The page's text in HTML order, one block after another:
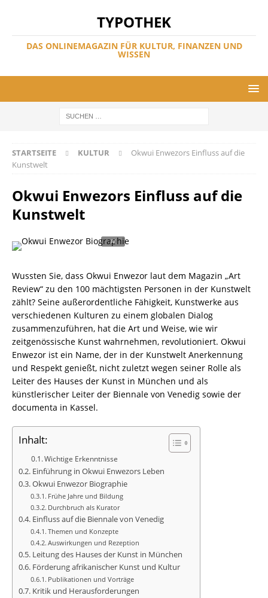
TYPOTHEK
DAS ONLINEMAGAZIN FÜR KULTUR, FINANZEN UND
WISSEN
STARTSEITE KULTUR
Okwui Enwezors Einfluss auf die
Kunstwelt
Okwui Enwezors Einfluss auf die
Kunstwelt
Wussten Sie, dass Okwui Enwezor laut dem Magazin „Art
Review“ zu den 100 mächtigsten Personen in der Kunstwelt
zählt? Seine außerordentliche Fähigkeit, Kunstwerke aus
verschiedenen Kulturen zu einem globalen Dialog
zusammenzuführen, hat die Art und Weise, wie wir
zeitgenössische Kunst wahrnehmen, revolutioniert. Okwui
Enwezor ist ein Name, der in der Kunstwelt Anerkennung
und Respekt genießt, nicht zuletzt wegen seiner Rolle als
Leiter des Hauses der Kunst in München und als
künstlerischer Leiter der Biennale von Venedig sowie der
documenta in Kassel.
Inhalt:
Wichtige Erkenntnisse
Einführung in Okwui Enwezors Leben
Okwui Enwezor Biographie
Frühe Jahre und Bildung
Durchbruch als Kurator
Einfluss auf die Biennale von Venedig
Themen und Konzepte
Auswirkungen und Rezeption
Leitung des Hauses der Kunst in München
Förderung afrikanischer Kunst und Kultur
Publikationen und Vorträge
Kritik und Herausforderungen